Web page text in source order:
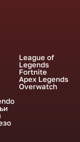
League of
Legends
Fortnite
Apex Legends
Overwatch